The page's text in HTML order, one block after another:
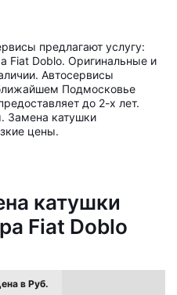
предлагают услугу:
Fiat Doblo. Оригинальные и
Автосервисы
Подмосковье
до 2-х лет.
Замена катушки
цены.
катушки
Fiat Doblo
в Руб.